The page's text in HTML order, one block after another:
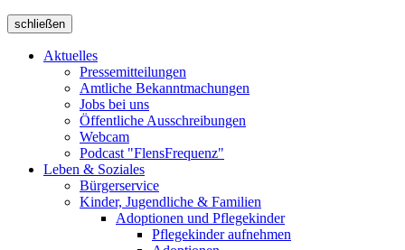
schließen
Aktuelles
Pressemitteilungen
Amtliche Bekanntmachungen
Jobs bei uns
Öffentliche Ausschreibungen
Webcam
Podcast "FlensFrequenz"
Leben & Soziales
Bürgerservice
Kinder, Jugendliche & Familien
Adoptionen und Pflegekinder
Pflegekinder aufnehmen